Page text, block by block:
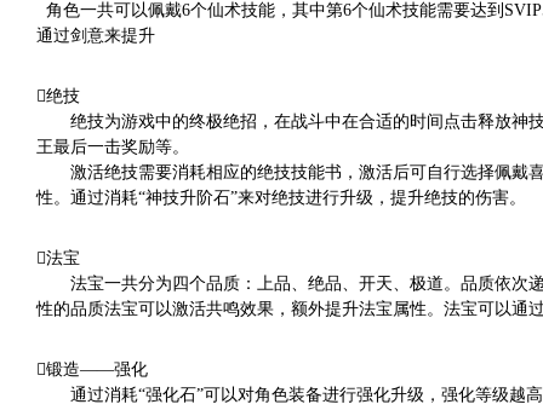
角色一共可以佩戴6个仙术技能，其中第6个仙术技能需要达到
通过剑意来提升
绝技
绝技为游戏中的终极绝招，在战斗中在合适的时间点击释放神
王最后一击奖励等。
激活绝技需要消耗相应的绝技技能书，激活后可自行选择佩戴
性。通过消耗“神技升阶石”来对绝技进行升级，提升绝技的伤害。
法宝
法宝一共分为四个品质：上品、绝品、开天、极道。品质依次
性的品质法宝可以激活共鸣效果，额外提升法宝属性。法宝可以
锻造——强化
通过消耗“强化石”可以对角色装备进行强化升级，强化等级越